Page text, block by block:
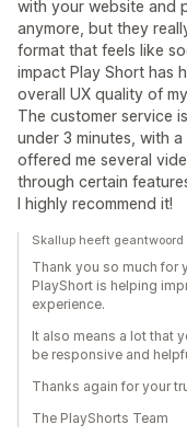
with your website and
anymore, but they
format that feels like
impact Play Short has
overall UX quality of
The customer service
under 3 minutes, with
offered me several
through certain
I highly recommend it!
Skallup heeft
Thank you so much for
PlayShort is helping
experience.
It also means a lot that
be responsive and
Thanks again for your
The PlayShorts Team